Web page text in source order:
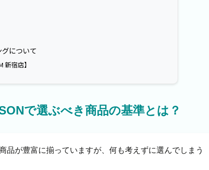
について
新宿店】
で選ぶべき商品の基準とは？
品が豊富に揃っていますが、何も考えずに選んでしまう